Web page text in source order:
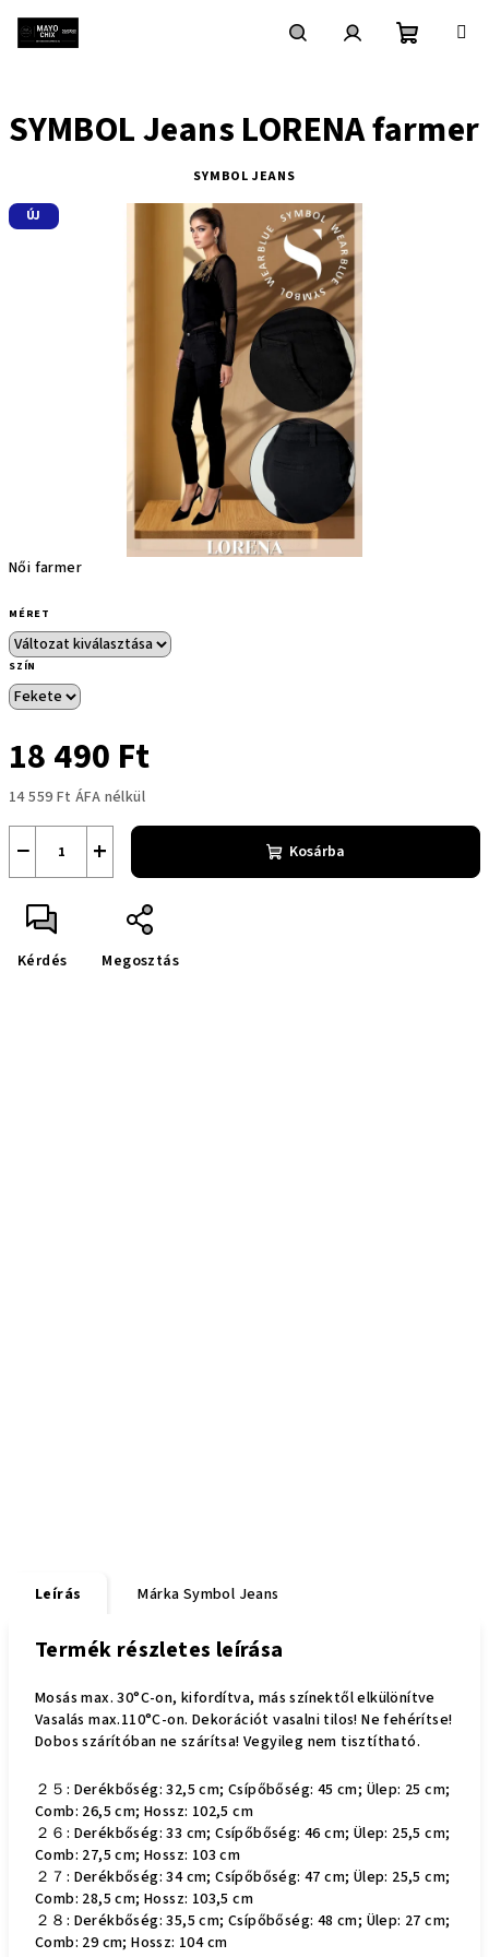
Női farmer
MÉRET
SZÍN
18 490 Ft
14 559 Ft ÁFA nélkül
+
− Kosárba
Kérdés Megosztás
SYMBOL Jeans LORENA farmer
SYMBOL JEANS
ÚJ
Leírás Márka Symbol Jeans
Termék részletes leírása
Mosás max. 30°C-on, kifordítva, más színektől elkülönítve
Vasalás max.110°C-on. Dekorációt vasalni tilos! Ne fehérítse!
Dobos szárítóban ne szárítsa! Vegyileg nem tisztítható.
２５: Derékbőség: 32,5 cm; Csípőbőség: 45 cm; Ülep: 25 cm;
Comb: 26,5 cm; Hossz: 102,5 cm
２６: Derékbőség: 33 cm; Csípőbőség: 46 cm; Ülep: 25,5 cm;
Comb: 27,5 cm; Hossz: 103 cm
２７: Derékbőség: 34 cm; Csípőbőség: 47 cm; Ülep: 25,5 cm;
Comb: 28,5 cm; Hossz: 103,5 cm
２８: Derékbőség: 35,5 cm; Csípőbőség: 48 cm; Ülep: 27 cm;
Comb: 29 cm; Hossz: 104 cm